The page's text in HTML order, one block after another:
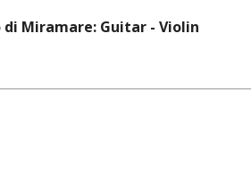
Miramare: Guitar - Violin